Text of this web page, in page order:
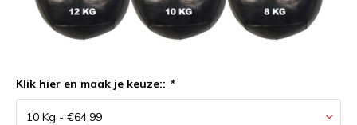
Klik hier en maak je keuze:: *